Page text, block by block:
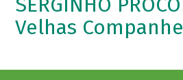
SERGINHO
Velhas